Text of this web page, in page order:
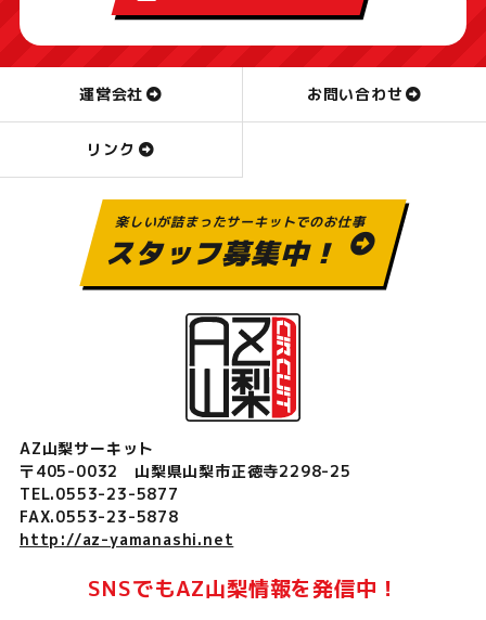
運営会社 お問い合わせ
リンク
楽しいが詰まったサーキットでのお仕事
スタッフ募集中！
AZ山梨サーキット
〒405-0032 山梨県山梨市正徳寺2298-25
TEL.0553-23-5877
FAX.0553-23-5878
http://az-yamanashi.net
SNSでもAZ山梨情報を発信中！